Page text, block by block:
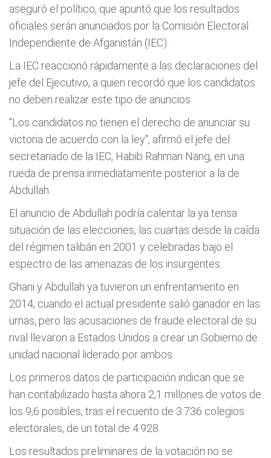
aseguró el político, que apuntó que los resultados
oficiales serán anunciados por la Comisión Electoral
Independiente de Afganistán (IEC).
La IEC reaccionó rápidamente a las declaraciones del
jefe del Ejecutivo, a quien recordó que los candidatos
no deben realizar este tipo de anuncios.
"Los candidatos no tienen el derecho de anunciar su
victoria de acuerdo con la ley", afirmó el jefe del
secretariado de la IEC, Habib Rahman Nang, en una
rueda de prensa inmediatamente posterior a la de
Abdullah.
El anuncio de Abdullah podría calentar la ya tensa
situación de las elecciones, las cuartas desde la caída
del régimen talibán en 2001 y celebradas bajo el
espectro de las amenazas de los insurgentes.
Ghani y Abdullah ya tuvieron un enfrentamiento en
2014, cuando el actual presidente salió ganador en las
urnas, pero las acusaciones de fraude electoral de su
rival llevaron a Estados Unidos a crear un Gobierno de
unidad nacional liderado por ambos.
Los primeros datos de participación indican que se
han contabilizado hasta ahora 2,1 millones de votos de
los 9,6 posibles, tras el recuento de 3.736 colegios
electorales, de un total de 4.928.
Los resultados preliminares de la votación no se